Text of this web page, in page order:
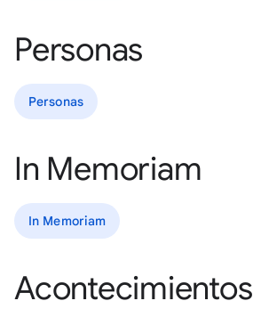
Personas
Personas
In Memoriam
In Memoriam
Acontecimientos